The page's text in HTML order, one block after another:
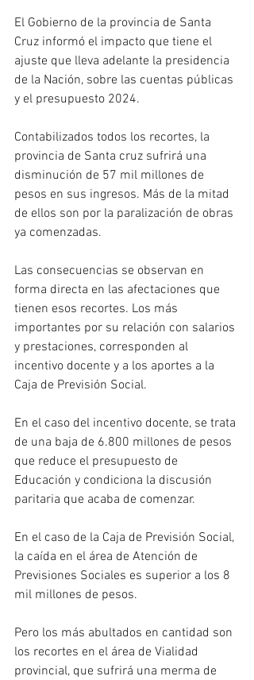
El Gobierno de la provincia de Santa
Cruz informó el impacto que tiene el
ajuste que lleva adelante la presidencia
de la Nación, sobre las cuentas públicas
y el presupuesto 2024.
Contabilizados todos los recortes, la
provincia de Santa cruz sufrirá una
disminución de 57 mil millones de
pesos en sus ingresos. Más de la mitad
de ellos son por la paralización de obras
ya comenzadas.
Las consecuencias se observan en
forma directa en las afectaciones que
tienen esos recortes. Los más
importantes por su relación con salarios
y prestaciones, corresponden al
incentivo docente y a los aportes a la
Caja de Previsión Social.
En el caso del incentivo docente, se trata
de una baja de 6.800 millones de pesos
que reduce el presupuesto de
Educación y condiciona la discusión
paritaria que acaba de comenzar.
En el caso de la Caja de Previsión Social,
la caída en el área de Atención de
Previsiones Sociales es superior a los 8
mil millones de pesos.
Pero los más abultados en cantidad son
los recortes en el área de Vialidad
provincial, que sufrirá una merma de